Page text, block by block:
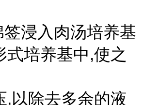
浸入肉汤培养基
式培养基中,使之
,以除去多余的液